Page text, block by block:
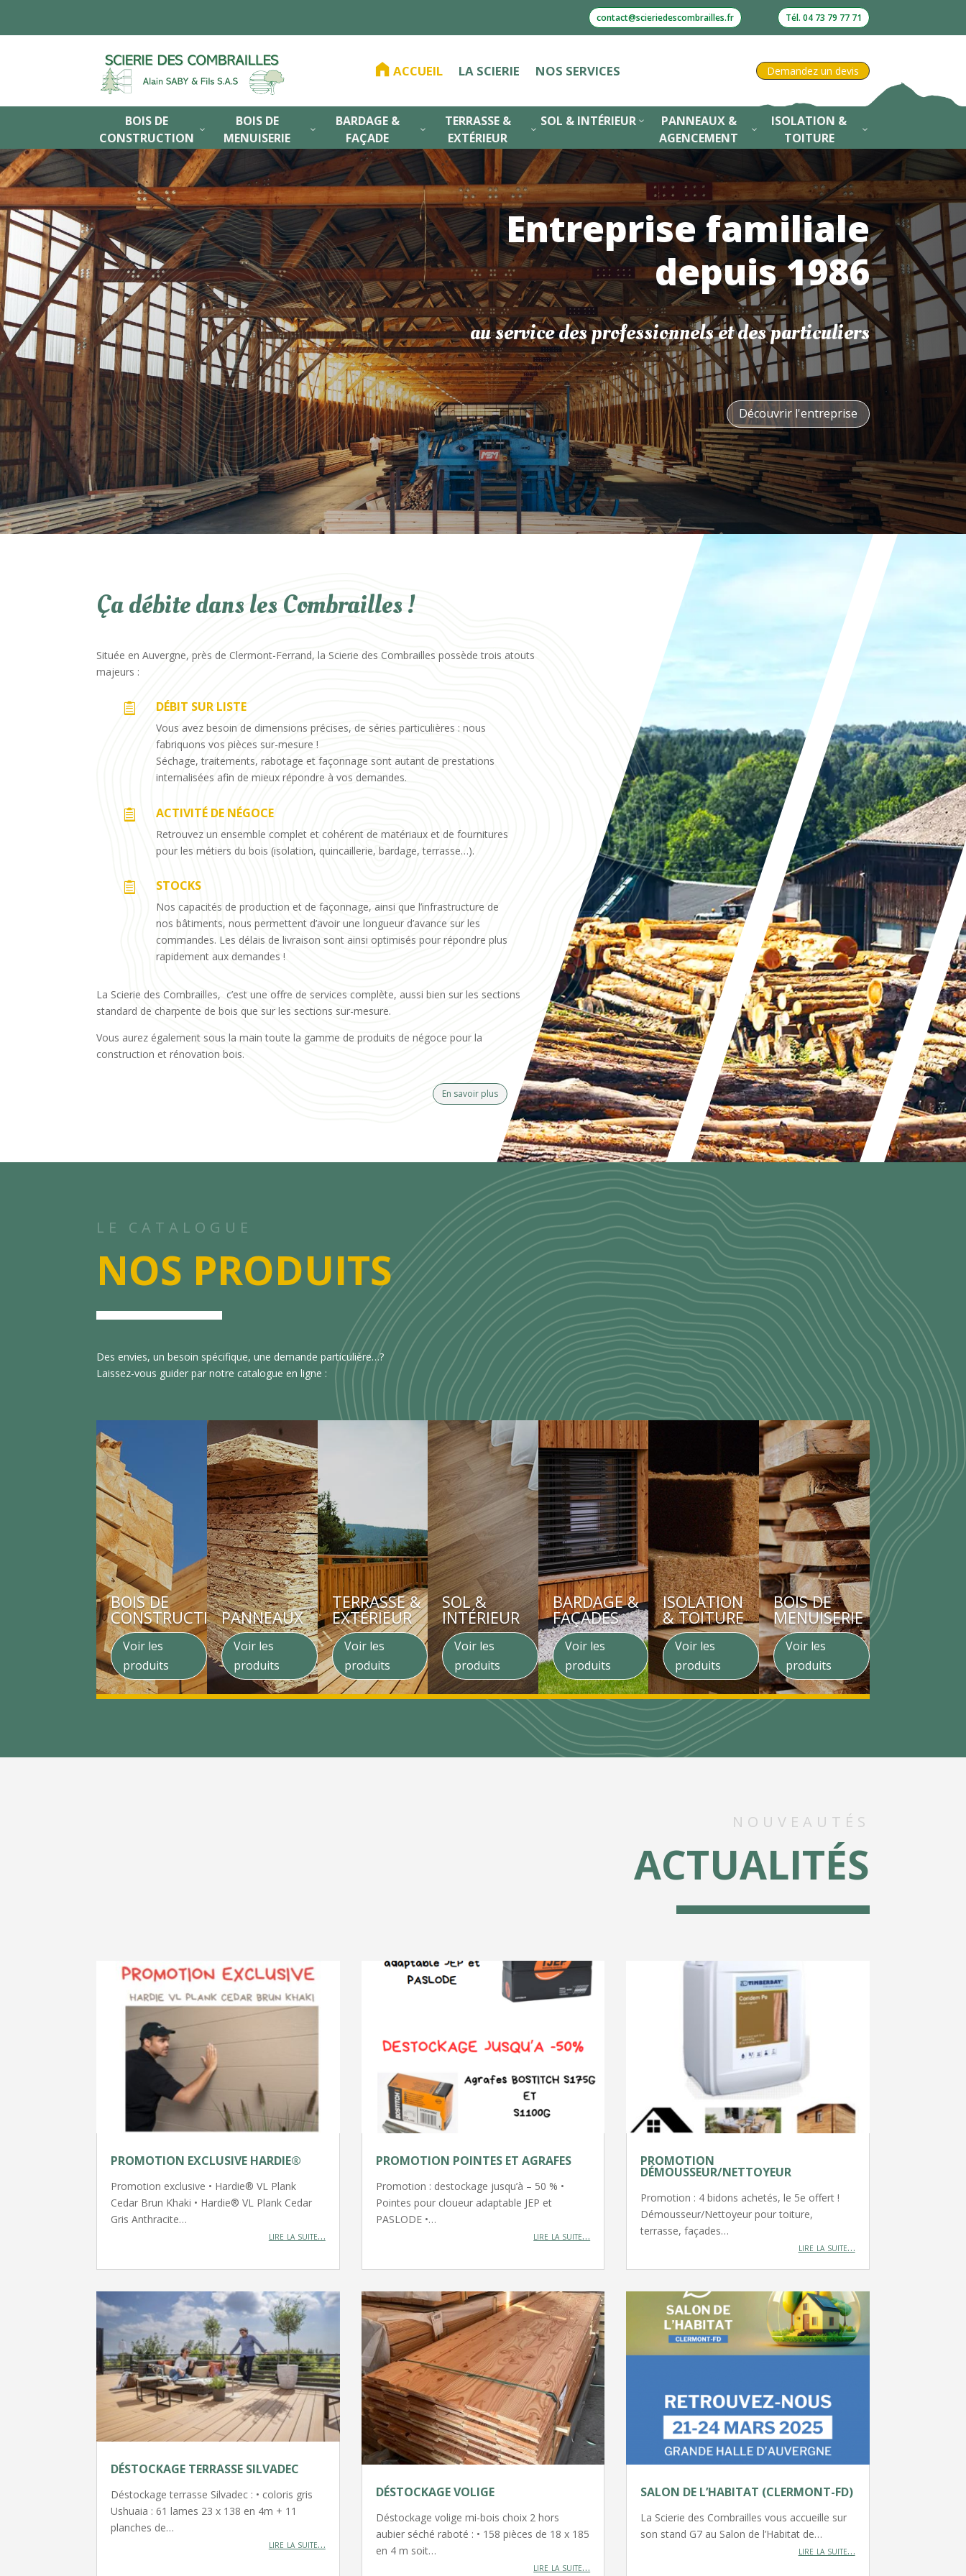
Tél. 04 73 79 77 71
contact@scieriedescombrailles.fr
ACCUEIL LA SCIERIE NOS SERVICES Demandez un devis
3
BOIS DE
CONSTRUCTION
3
BOIS DE
MENUISERIE
3
BARDAGE &
FAÇADE
3
TERRASSE &
EXTÉRIEUR
3
SOL & INTÉRIEUR
3
PANNEAUX &
AGENCEMENT
3
ISOLATION &
TOITURE
Entreprise familiale
depuis 1986
au service des professionnels et des particuliers
Découvrir l'entreprise
Ça débite dans les Combrailles !
Située en Auvergne, près de Clermont-Ferrand, la Scierie des Combrailles possède trois atouts
majeurs :
 DÉBIT SUR LISTE
Vous avez besoin de dimensions précises, de séries particulières : nous
fabriquons vos pièces sur-mesure !
Séchage, traitements, rabotage et façonnage sont autant de prestations
internalisées afin de mieux répondre à vos demandes.
 ACTIVITÉ DE NÉGOCE
Retrouvez un ensemble complet et cohérent de matériaux et de fournitures
pour les métiers du bois (isolation, quincaillerie, bardage, terrasse…).
 STOCKS
Nos capacités de production et de façonnage, ainsi que l’infrastructure de
nos bâtiments, nous permettent d’avoir une longueur d’avance sur les
commandes. Les délais de livraison sont ainsi optimisés pour répondre plus
rapidement aux demandes !
La Scierie des Combrailles, c’est une offre de services complète, aussi bien sur les sections
standard de charpente de bois que sur les sections sur-mesure.
Vous aurez également sous la main toute la gamme de produits de négoce pour la
construction et rénovation bois.
En savoir plus
LE CATALOGUE
NOS PRODUITS
Des envies, un besoin spécifique, une demande particulière…?
Laissez-vous guider par notre catalogue en ligne :
BOIS DE
CONSTRUCTION
Voir les
produits
PANNEAUX
Voir les
produits
TERRASSE &
EXTÉRIEUR
Voir les
produits
SOL &
INTÉRIEUR
Voir les
produits
BARDAGE &
FAÇADES
Voir les
produits
ISOLATION
& TOITURE
Voir les
produits
BOIS DE
MENUISERIE
Voir les
produits
NOUVEAUTÉS
ACTUALITÉS
PROMOTION EXCLUSIVE HARDIE®
Promotion exclusive • Hardie® VL Plank
Cedar Brun Khaki • Hardie® VL Plank Cedar
Gris Anthracite…
lire la suite…
PROMOTION POINTES ET AGRAFES
Promotion : destockage jusqu’à – 50 % •
Pointes pour cloueur adaptable JEP et
PASLODE •…
lire la suite…
PROMOTION
DÉMOUSSEUR/NETTOYEUR
Promotion : 4 bidons achetés, le 5e offert !
Démousseur/Nettoyeur pour toiture,
terrasse, façades…
lire la suite…
DÉSTOCKAGE TERRASSE SILVADEC
Déstockage terrasse Silvadec : • coloris gris
Ushuaia : 61 lames 23 x 138 en 4m + 11
planches de…
lire la suite…
DÉSTOCKAGE VOLIGE
Déstockage volige mi-bois choix 2 hors
aubier séché raboté : • 158 pièces de 18 x 185
en 4 m soit…
lire la suite…
SALON DE L’HABITAT (CLERMONT-FD)
La Scierie des Combrailles vous accueille sur
son stand G7 au Salon de l’Habitat de…
lire la suite…